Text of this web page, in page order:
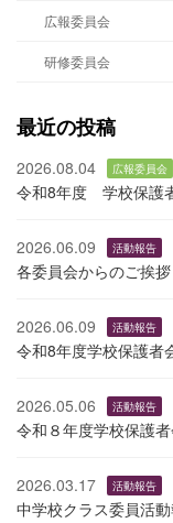
広報委員会
研修委員会
最近の投稿
2026.08.04 広報委員会
令和8年度 学校保護
2026.06.09 活動報告
各委員会からのご挨拶
2026.06.09 活動報告
令和8年度学校保護
2026.05.06 活動報告
令和８年度学校保護
2026.03.17 活動報告
中学校クラス委員活動